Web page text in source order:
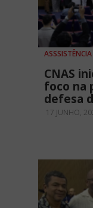
CNAS
foco na
defesa
17 JUNHO,